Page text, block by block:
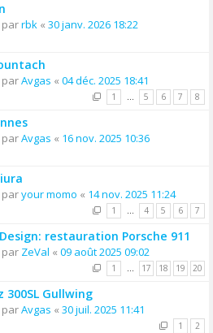
parrbk « 30 janv. 2026 18:22
parAvgas « 04 déc. 2025 18:41
1 … 5 6 7 8
parAvgas « 16 nov. 2025 10:36
paryour momo « 14 nov. 2025 11:24
1 … 4 5 6 7
restauration Porsche 911
par ZeVal « 09 août 2025 09:02
1 … 17 18 19 20
300SL Gullwing
parAvgas « 30 juil. 2025 11:41
1 2